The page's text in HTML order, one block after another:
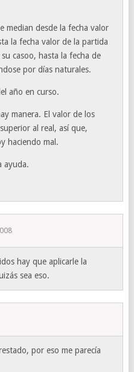
median desde la fecha valor
la fecha valor de la partida
casoo, hasta la fecha de
por días naturales.
año en curso.
manera. El valor de los
al real, así que,
haciendo mal.
ayuda.
hay que aplicarle la
sea eso.
por eso me parecía